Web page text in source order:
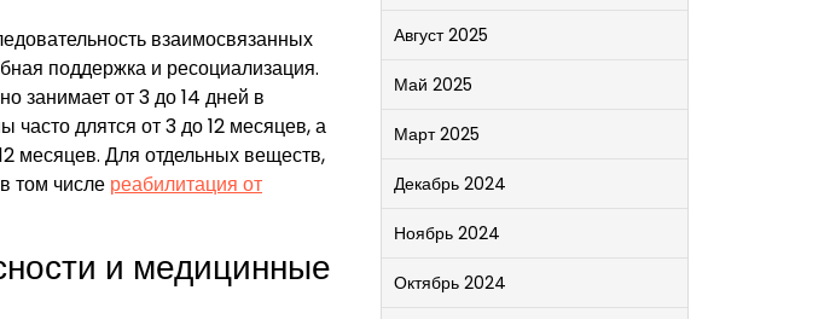
взаимосвязанных
поддержка и ресоциализация.
занимает от 3 до 14 дней в
часто длятся от 3 до 12 месяцев, а
месяцев. Для отдельных веществ,
том числе реабилитация от
и медицинные
Август 2025
Май 2025
Март 2025
Декабрь 2024
Ноябрь 2024
Октябрь 2024